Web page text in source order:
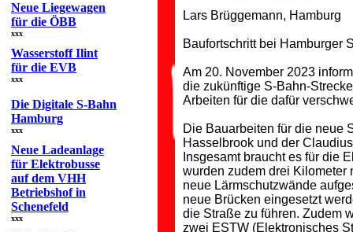
Neue Liegewagen
für die ÖBB
xxx
Wasserstoff Ilint
für die EVB
xxx
Die Digitale S-Bahn
Hamburg
xxx
Neue Ladeanlage
für Elektrobusse
auf dem VHH
Betriebshof in
Schenefeld
xxx
Lars Brüggemann, Hamburg
Baufortschritt bei Hamburger
Am 20. November 2023
die zukünftige S-Bahn-
Arbeiten für die dafür
Die Bauarbeiten für die neue
Hasselbrook und der
Insgesamt braucht es für die
wurden zudem drei Kilometer
neue Lärmschutzwände
neue Brücken eingesetzt
die Straße zu führen. Zudem
zwei ESTW (Elektronisches